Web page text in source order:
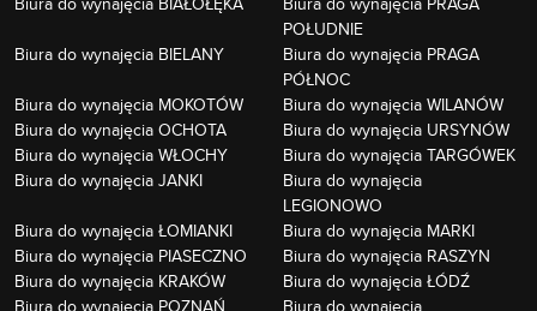
POŁUDNIE
Biura do wynajęcia BIELANY
Biura do wynajęcia PRAGA
PÓŁNOC
Biura do wynajęcia MOKOTÓW
Biura do wynajęcia WILANÓW
Biura do wynajęcia OCHOTA
Biura do wynajęcia URSYNÓW
Biura do wynajęcia WŁOCHY
Biura do wynajęcia TARGÓWEK
Biura do wynajęcia JANKI
Biura do wynajęcia
LEGIONOWO
Biura do wynajęcia ŁOMIANKI
Biura do wynajęcia MARKI
Biura do wynajęcia PIASECZNO
Biura do wynajęcia RASZYN
Biura do wynajęcia KRAKÓW
Biura do wynajęcia ŁÓDŹ
Biura do wynajęcia POZNAŃ
Biura do wynajęcia